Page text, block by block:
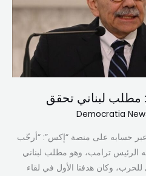
مطلب لبناني تحقق
Democratia
حسابه على منصة “إكس”: “أرحّب
الرئيس ترامب، وهو مطلب لبناني
للحرب، وكان هدفنا الأول في لقاء